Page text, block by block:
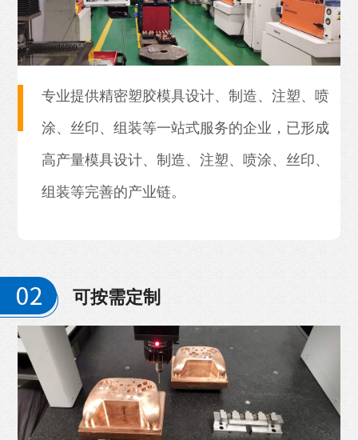
专业提供精密塑胶模具设计、制造、注塑、喷
涂、丝印、组装等一站式服务的企业，已形成
高产量模具设计、制造、注塑、喷涂、丝印、
组装等完善的产业链。
可按需定制